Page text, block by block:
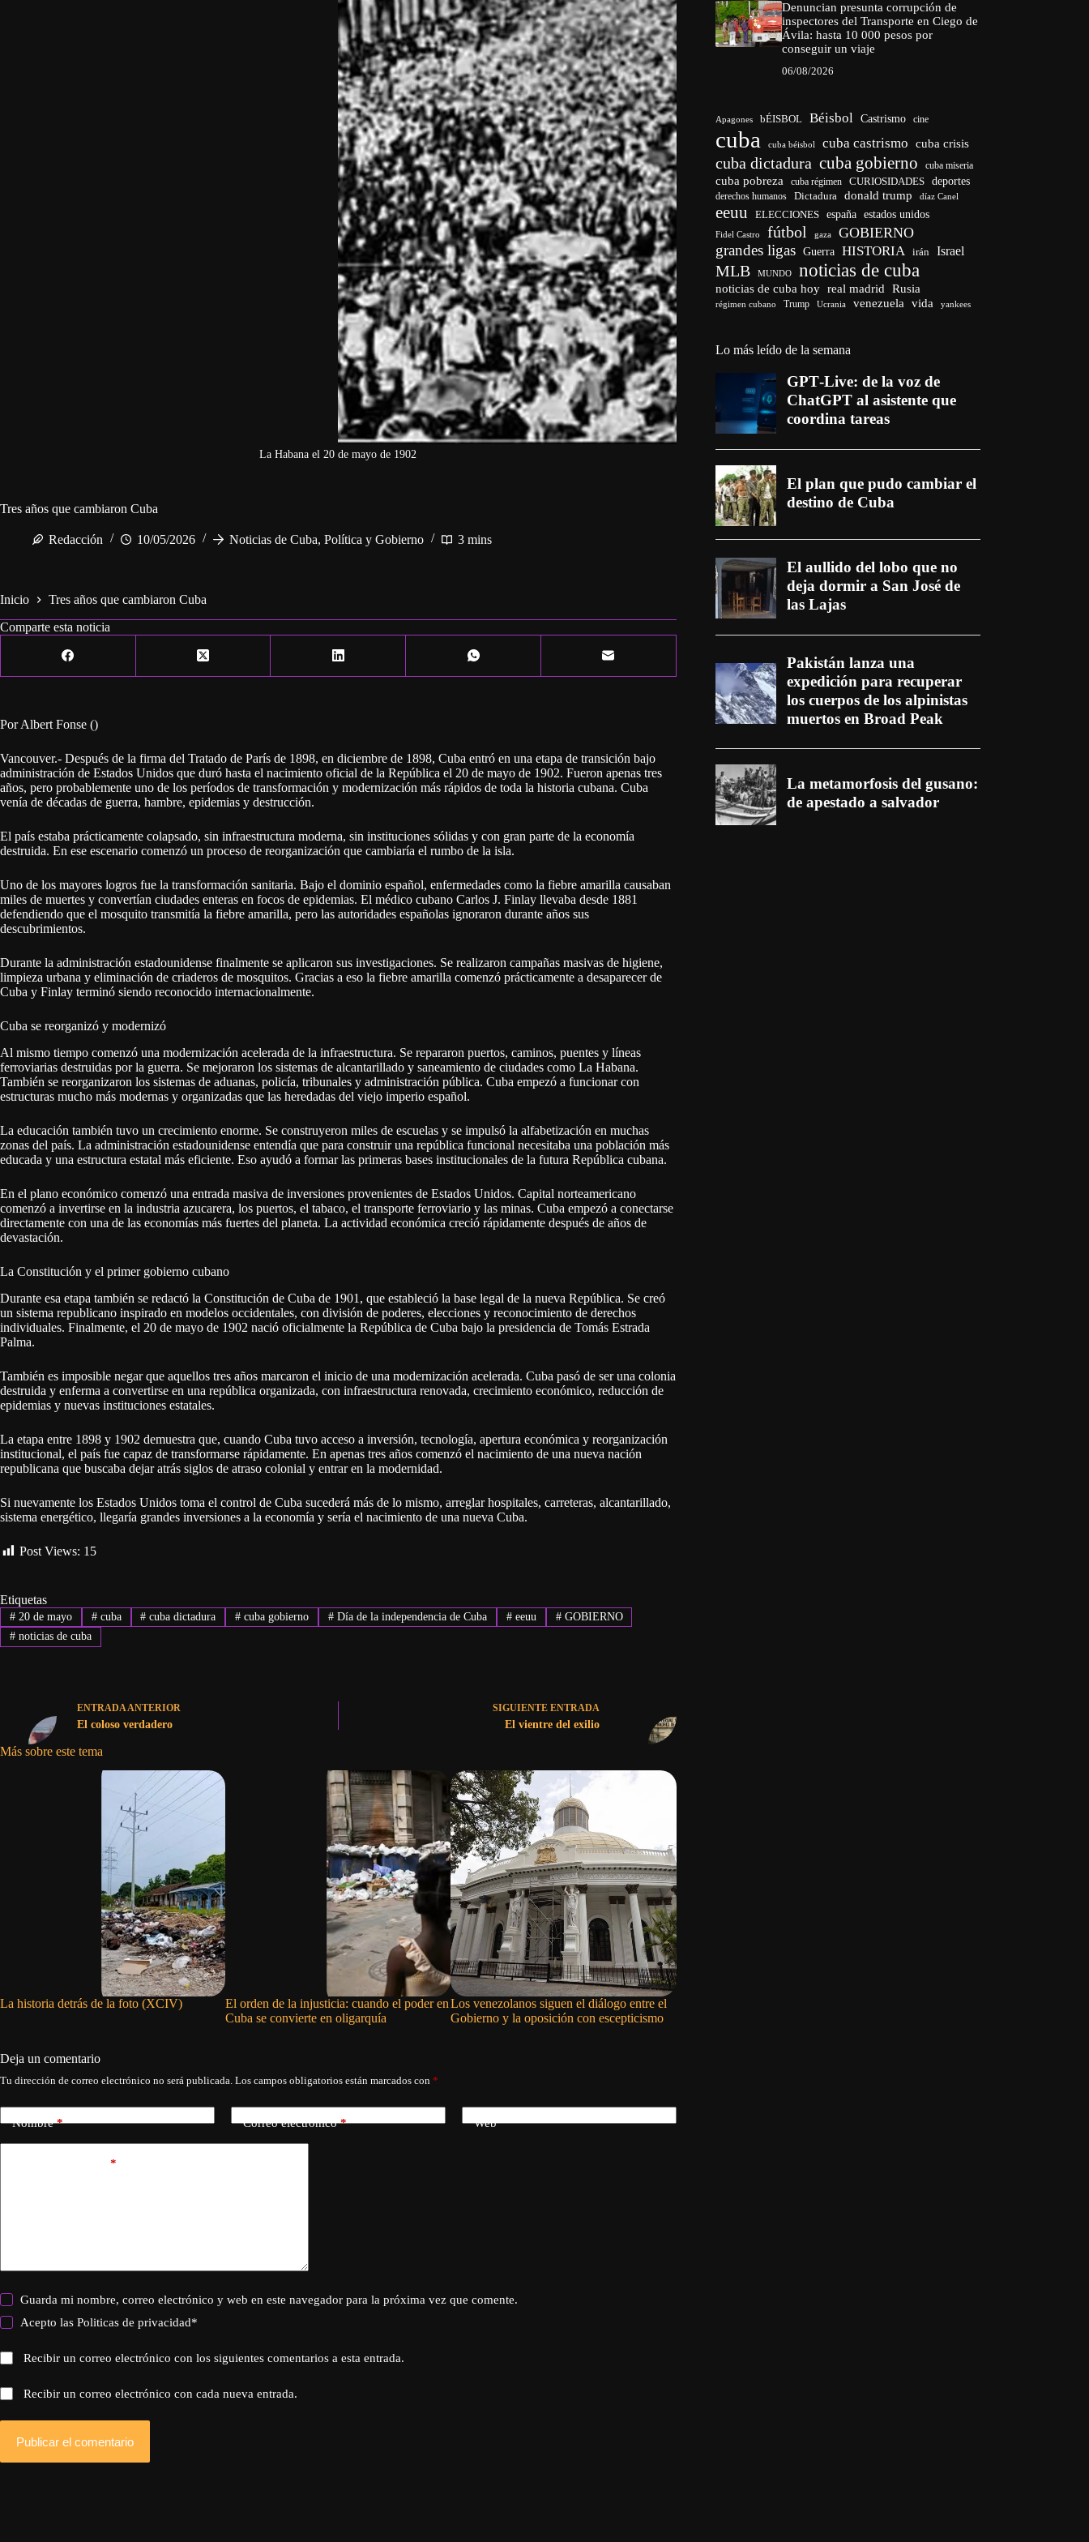
La Habana el 20 de mayo de 1902
Tres años que cambiaron Cuba
Redacción 10/05/2026 Noticias de Cuba, Política y Gobierno 3 mins
Inicio
Tres años que cambiaron Cuba
Comparte esta noticia
Por Albert Fonse ()
Vancouver.- Después de la firma del Tratado de París de 1898, en diciembre de 1898, Cuba entró en una etapa de transición bajo
administración de Estados Unidos que duró hasta el nacimiento oficial de la República el 20 de mayo de 1902. Fueron apenas tres
años, pero probablemente uno de los períodos de transformación y modernización más rápidos de toda la historia cubana. Cuba
venía de décadas de guerra, hambre, epidemias y destrucción.
El país estaba prácticamente colapsado, sin infraestructura moderna, sin instituciones sólidas y con gran parte de la economía
destruida. En ese escenario comenzó un proceso de reorganización que cambiaría el rumbo de la isla.
Uno de los mayores logros fue la transformación sanitaria. Bajo el dominio español, enfermedades como la fiebre amarilla causaban
miles de muertes y convertían ciudades enteras en focos de epidemias. El médico cubano Carlos J. Finlay llevaba desde 1881
defendiendo que el mosquito transmitía la fiebre amarilla, pero las autoridades españolas ignoraron durante años sus
descubrimientos.
Durante la administración estadounidense finalmente se aplicaron sus investigaciones. Se realizaron campañas masivas de higiene,
limpieza urbana y eliminación de criaderos de mosquitos. Gracias a eso la fiebre amarilla comenzó prácticamente a desaparecer de
Cuba y Finlay terminó siendo reconocido internacionalmente.
Cuba se reorganizó y modernizó
Al mismo tiempo comenzó una modernización acelerada de la infraestructura. Se repararon puertos, caminos, puentes y líneas
ferroviarias destruidas por la guerra. Se mejoraron los sistemas de alcantarillado y saneamiento de ciudades como La Habana.
También se reorganizaron los sistemas de aduanas, policía, tribunales y administración pública. Cuba empezó a funcionar con
estructuras mucho más modernas y organizadas que las heredadas del viejo imperio español.
La educación también tuvo un crecimiento enorme. Se construyeron miles de escuelas y se impulsó la alfabetización en muchas
zonas del país. La administración estadounidense entendía que para construir una república funcional necesitaba una población más
educada y una estructura estatal más eficiente. Eso ayudó a formar las primeras bases institucionales de la futura República cubana.
En el plano económico comenzó una entrada masiva de inversiones provenientes de Estados Unidos. Capital norteamericano
comenzó a invertirse en la industria azucarera, los puertos, el tabaco, el transporte ferroviario y las minas. Cuba empezó a conectarse
directamente con una de las economías más fuertes del planeta. La actividad económica creció rápidamente después de años de
devastación.
La Constitución y el primer gobierno cubano
Durante esa etapa también se redactó la Constitución de Cuba de 1901, que estableció la base legal de la nueva República. Se creó
un sistema republicano inspirado en modelos occidentales, con división de poderes, elecciones y reconocimiento de derechos
individuales. Finalmente, el 20 de mayo de 1902 nació oficialmente la República de Cuba bajo la presidencia de Tomás Estrada
Palma.
También es imposible negar que aquellos tres años marcaron el inicio de una modernización acelerada. Cuba pasó de ser una colonia
destruida y enferma a convertirse en una república organizada, con infraestructura renovada, crecimiento económico, reducción de
epidemias y nuevas instituciones estatales.
La etapa entre 1898 y 1902 demuestra que, cuando Cuba tuvo acceso a inversión, tecnología, apertura económica y reorganización
institucional, el país fue capaz de transformarse rápidamente. En apenas tres años comenzó el nacimiento de una nueva nación
republicana que buscaba dejar atrás siglos de atraso colonial y entrar en la modernidad.
Si nuevamente los Estados Unidos toma el control de Cuba sucederá más de lo mismo, arreglar hospitales, carreteras, alcantarillado,
sistema energético, llegaría grandes inversiones a la economía y sería el nacimiento de una nueva Cuba.
Post Views: 15
Etiquetas
#20 de mayo #cuba # cuba dictadura # cuba gobierno # Día de la independencia de Cuba #eeuu #GOBIERNO
#noticias de cuba
ENTRADAANTERIOR
El coloso verdadero
SIGUIENTE ENTRADA
El vientre del exilio
Más sobre este tema
La historia detrás de la foto (XCIV)
El orden de la injusticia: cuando el poder en
Cuba se convierte en oligarquía
Los venezolanos siguen el diálogo entre el
Gobierno y la oposición con escepticismo
Deja un comentario
Tu dirección de correo electrónico no será publicada. Los campos obligatorios están marcados con *
Nombre* Correo electrónico* Web
*
Guarda mi nombre, correo electrónico y web en este navegador para la próxima vez que comente.
Acepto lasPoliticas de privacidad*
Recibir un correo electrónico con los siguientes comentarios a esta entrada.
Recibir un correo electrónico con cada nueva entrada.
Publicar el comentario
Denuncian presunta corrupción de
inspectores del Transporte en Ciego de
Ávila: hasta 10 000 pesos por
conseguir un viaje
06/08/2026
Apagones bÉISBOL Béisbol Castrismo cine
cuba cuba béisbol cuba castrismo cuba crisis
cuba dictadura cuba gobierno cuba miseria
cuba pobreza cuba régimen CURIOSIDADES deportes
derechos humanos Dictadura donald trump díaz Canel
eeuu ELECCIONES españa estados unidos
Fidel Castro fútbol gaza GOBIERNO
grandes ligas Guerra HISTORIA irán Israel
MLB MUNDO noticias de cuba
noticias de cuba hoy real madrid Rusia
régimen cubano Trump Ucrania venezuela vida yankees
Lo más leído de la semana